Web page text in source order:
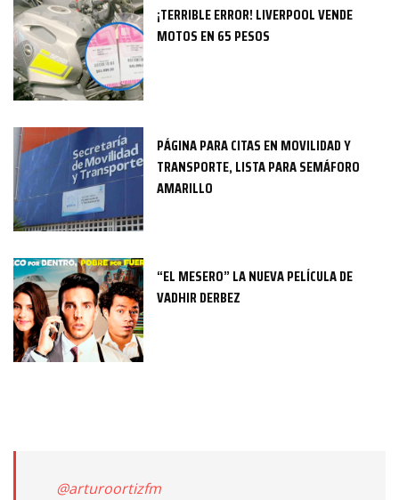
¡TERRIBLE ERROR! LIVERPOOL VENDE
MOTOS EN 65 PESOS
PÁGINA PARA CITAS EN MOVILIDAD Y
TRANSPORTE, LISTA PARA SEMÁFORO
AMARILLO
“EL MESERO” LA NUEVA PELÍCULA DE
VADHIR DERBEZ
@arturoortizfm